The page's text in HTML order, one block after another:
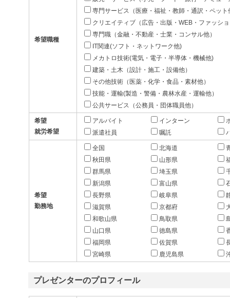
希望職種
専門サービス（医療・福祉・教師・通訳・ペット
クリエイティブ（広告・出版・WEB・ファッシ
専門職（金融・不動産・士業・コンサル他）
IT関連(ソフト・ネットワーク他)
メカトロ技術(電気・電子・半導体・機械他)
建築・土木（設計・施工・設備他）
その他技術（医薬・化学・食品・素材他）
技能・運輸(製造・警備・農林水産・運輸他）
公共サービス（公務員・団体職員他）
希望
就労希望
アルバイト インターン
派遣社員
嘱託
希望
勤務地
全国 北海道
秋田県
山形県
群馬県
埼玉県
新潟県
富山県
長野県
岐阜県
滋賀県
京都府
和歌山県
鳥取県
山口県
徳島県
福岡県
佐賀県
宮崎県
鹿児島県
プレゼンターのプロフィール